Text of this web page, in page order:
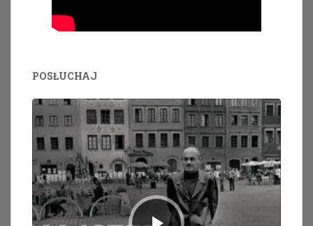
POSŁUCHAJ
Odtwarzacz
dźwiękowych